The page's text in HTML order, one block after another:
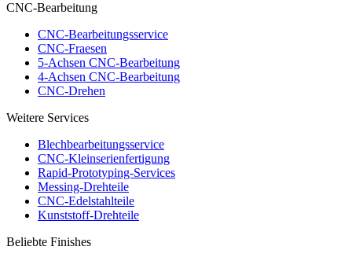
CNC-Bearbeitung
CNC-Bearbeitungsservice
CNC-Fraesen
5-Achsen CNC-Bearbeitung
4-Achsen CNC-Bearbeitung
CNC-Drehen
Weitere Services
Blechbearbeitungsservice
CNC-Kleinserienfertigung
Rapid-Prototyping-Services
Messing-Drehteile
CNC-Edelstahlteile
Kunststoff-Drehteile
Beliebte Finishes